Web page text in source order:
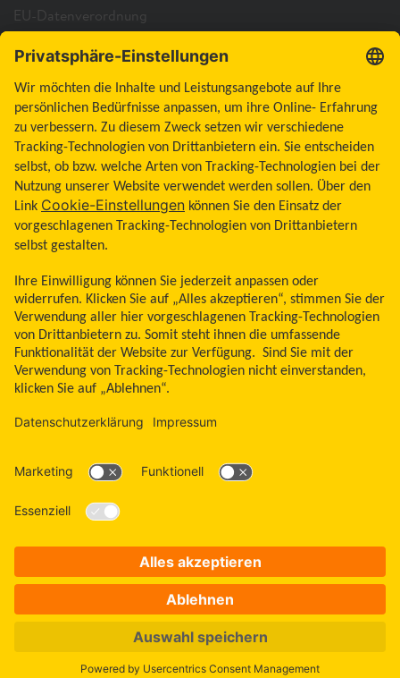
EU-Datenverordnung
Cookie-Richtlinie
Cookie-Einstellungen
Barrierefreiheitserklärung
Allgemeine Geschäftsbedingungen
Impressum
Land ändern
Libre, das Schmetterlingslogo, die Form und das Erscheinungsbild des Sensors,
die Farbe Gelb sowie sämtliche damit zusammenhängende Marken und/oder
Designs sind das geistige Eigentum der Abbott Unternehmensgruppe in
Rechteinhaber. Bei den hier gezeigten Bildern handelt es sich um Agenturfotos,
Messsysteme sind sowohl in mg/dl als auch mmol/l erhältlich. FreeStyle Libre 3
und FreeStyle Libre 3 Plus Sensoren sind freigegeben für die Verwendung mit
Apple Logo sind eingetragene Marken von Apple Inc., in den USA und anderen
Ländern. App Store ist ein Warenzeichen von Apple Inc. Google Play und das
ADC-2646042 v32.0